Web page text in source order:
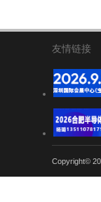
友情链接
Copyright©